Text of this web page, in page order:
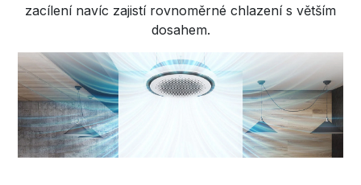
zacílení navíc zajistí rovnoměrné chlazení s větším
dosahem.